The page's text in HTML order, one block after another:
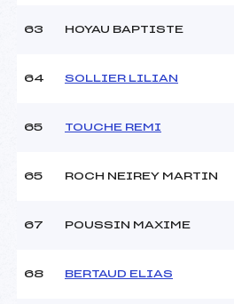
63 HOYAU BAPTISTE
64 SOLLIER LILIAN
65 TOUCHE REMI
65 ROCH NEIREY MARTIN
67 POUSSIN MAXIME
68 BERTAUD ELIAS